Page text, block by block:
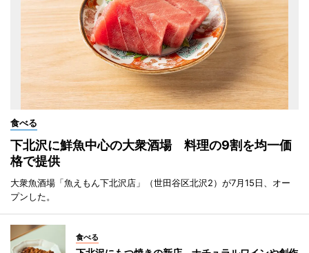
食べる
下北沢に鮮魚中心の大衆酒場 料理の9割を均一価
格で提供
大衆魚酒場「魚えもん下北沢店」（世田谷区北沢2）が7月15日、オー
プンした。
食べる